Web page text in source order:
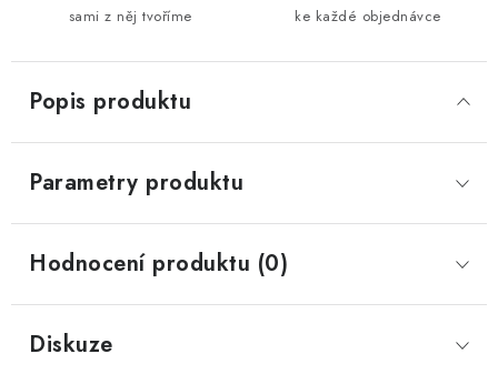
sami z něj tvoříme ke každé objednávce
Popis produktu
Parametry produktu
Hodnocení produktu (0)
Diskuze